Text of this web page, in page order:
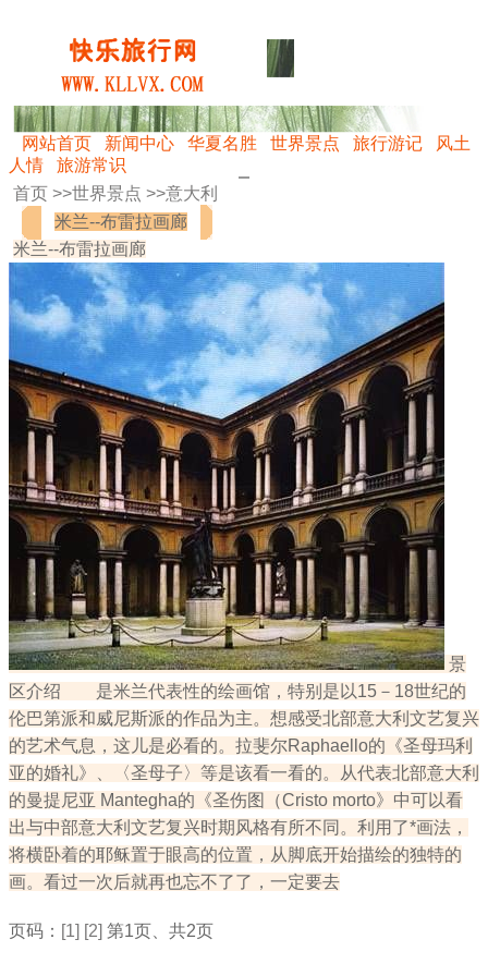
网站首页 新闻中心 华夏名胜 世界景点 旅行游记
风土
人情
旅游常识
首页 >>世界景点 >>意大利
米兰--布雷拉画廊
米兰--布雷拉画廊
景
区介绍 是米兰代表性的绘画馆，特别是以15－18世纪的
伦巴第派和威尼斯派的作品为主。想感受北部意大利文艺复兴
的艺术气息，这儿是必看的。拉斐尔Raphaello的《圣母玛利
亚的婚礼》、〈圣母子〉等是该看一看的。从代表北部意大利
的曼提尼亚 Mantegha的《圣伤图（Cristo morto》中可以看
出与中部意大利文艺复兴时期风格有所不同。利用了*画法，
将横卧着的耶稣置于眼高的位置，从脚底开始描绘的独特的
画。看过一次后就再也忘不了了，一定要去
页码： [1] [2] 第1页、共2页